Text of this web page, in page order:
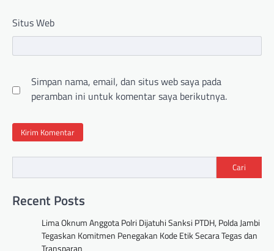
Situs Web
Simpan nama, email, dan situs web saya pada
peramban ini untuk komentar saya berikutnya.
Cari
Recent Posts
Lima Oknum Anggota Polri Dijatuhi Sanksi PTDH, Polda Jambi
Tegaskan Komitmen Penegakan Kode Etik Secara Tegas dan
Transparan